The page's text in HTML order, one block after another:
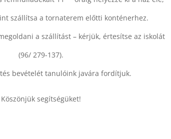
szállítsa a tornaterem előtti konténerhez.
a szállítást – kérjük, értesítse az iskolát
(96/ 279-137).
bevételét tanulóink javára fordítjuk.
Köszönjük segítségüket!